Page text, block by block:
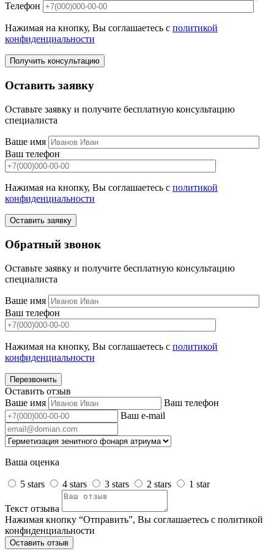
Телефон
Нажимая на кнопку, Вы соглашаетесь с политикой
конфиденциальности
Получить консультацию
Оставить заявку
Оставьте заявку и получите бесплатную консультацию
специалиста
Ваше имя
Ваш телефон
Нажимая на кнопку, Вы соглашаетесь с политикой
конфиденциальности
Оставить заявку
Обратный звонок
Оставьте заявку и получите бесплатную консультацию
специалиста
Ваше имя
Ваш телефон
Нажимая на кнопку, Вы соглашаетесь с политикой
конфиденциальности
Перезвонить
Оставить отзыв
Ваше имя
Ваш телефон
Ваш e-mail
Ваша оценка
5 stars 4 stars 3 stars 2 stars 1 star
Текст отзыва
Нажимая кнопку “Отправить”, Вы соглашаетесь с политикой
конфиденциальности
Оставить отзыв